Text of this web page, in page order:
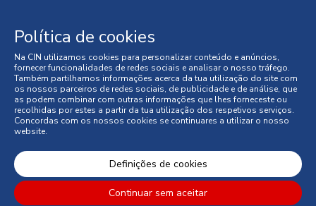
Política de Privacidade
Política de Cookies
Faqs
Litígios de Consumo
Condições Gerais de Venda
Política de cookies
Na CIN utilizamos cookies para personalizar conteúdo e anúncios,
fornecer funcionalidades de redes sociais e analisar o nosso tráfego.
Também partilhamos informações acerca da tua utilização do site com
os nossos parceiros de redes sociais, de publicidade e de análise, que
as podem combinar com outras informações que lhes forneceste ou
recolhidas por estes a partir da tua utilização dos respetivos serviços.
Concordas com os nossos cookies se continuares a utilizar o nosso
website.
Definições de cookies
Continuar sem aceitar